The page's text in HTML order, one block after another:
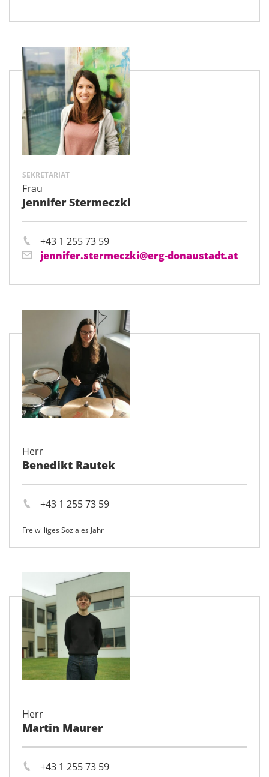
SEKRETARIAT
Frau
Jennifer Stermeczki
+43 1 255 73 59
jennifer.stermeczki@erg-donaustadt.at
Herr
Benedikt Rautek
+43 1 255 73 59
Freiwilliges Soziales Jahr
Herr
Martin Maurer
+43 1 255 73 59